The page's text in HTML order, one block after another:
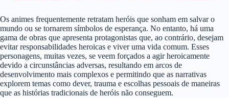
Os animes frequentemente retratam heróis que sonham em salvar o
mundo ou se tornarem símbolos de esperança. No entanto, há uma
gama de obras que apresenta protagonistas que, ao contrário, desejam
evitar responsabilidades heroicas e viver uma vida comum. Esses
personagens, muitas vezes, se veem forçados a agir heroicamente
devido a circunstâncias adversas, resultando em arcos de
desenvolvimento mais complexos e permitindo que as narrativas
explorem temas como dever, trauma e escolhas pessoais de maneiras
que as histórias tradicionais de heróis não conseguem.